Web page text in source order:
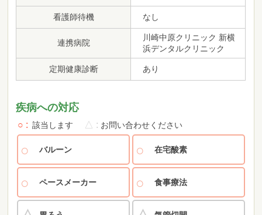
看護師待機 なし
連携病院
川崎中原クリニック 新横
浜デンタルクリニック
定期健康診断 あり
疾病への対応
○ 該当します △ お問い合わせください
バルーン 在宅酸素
ペースメーカー 食事療法